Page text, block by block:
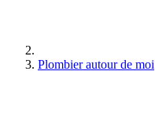
Plombier autour de moi